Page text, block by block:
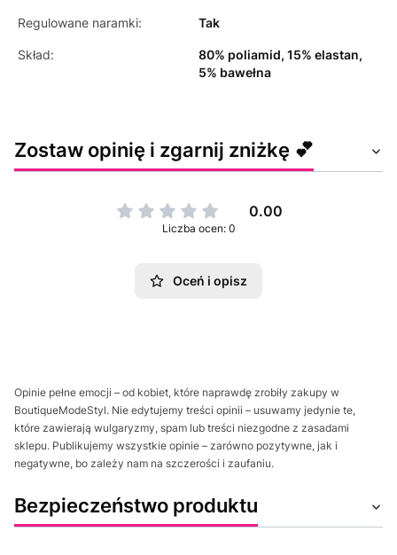
Regulowane naramki: Tak
Skład:
80% poliamid, 15% elastan,
5% bawełna
Zostaw opinię i zgarnij zniżkę 💕
0.00
Liczba ocen: 0
Oceń i opisz
Opinie pełne emocji – od kobiet, które naprawdę zrobiły zakupy w
BoutiqueModeStyl. Nie edytujemy treści opinii – usuwamy jedynie te,
które zawierają wulgaryzmy, spam lub treści niezgodne z zasadami
sklepu. Publikujemy wszystkie opinie – zarówno pozytywne, jak i
negatywne, bo zależy nam na szczerości i zaufaniu.
Bezpieczeństwo produktu